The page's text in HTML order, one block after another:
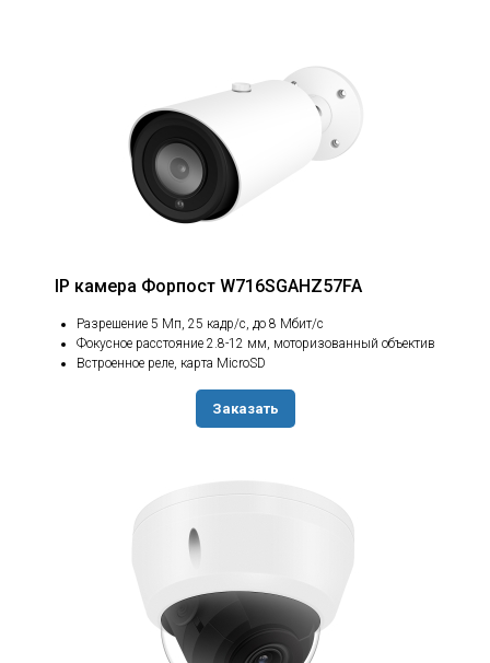
IP камера Форпост W716SGAHZ57FA
Разрешение 5 Мп, 25 кадр/с, до 8 Мбит/с
Фокусное расстояние 2.8-12 мм, моторизованный объектив
Встроенное реле, карта MicroSD
Заказать